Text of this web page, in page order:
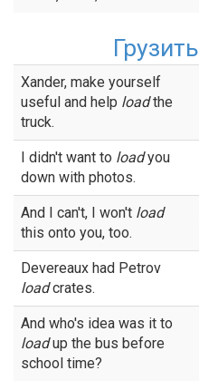
Грузить
Xander, make yourself
useful and help loadthe
truck.
I didn't want to loadyou
down with photos.
And I can't, I won't load
this onto you, too.
Devereaux had Petrov
loadcrates.
And who's idea was it to
loadup the bus before
school time?